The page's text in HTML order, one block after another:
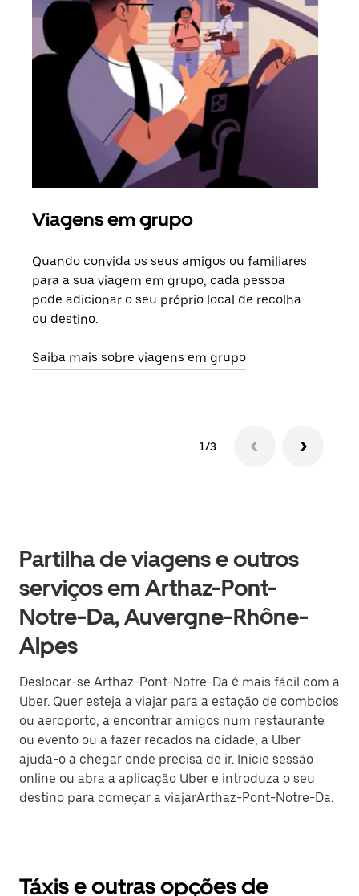
Viagens em grupo
Quando convida os seus amigos ou familiares
para a sua viagem em grupo, cada pessoa
pode adicionar o seu próprio local de recolha
ou destino.
Saiba mais sobre viagens em grupo
1/3
Partilha de viagens e outros
serviços em Arthaz-Pont-
Notre-Da, Auvergne-Rhône-
Alpes
Deslocar-se Arthaz-Pont-Notre-Da é mais fácil com a
Uber. Quer esteja a viajar para a estação de comboios
ou aeroporto, a encontrar amigos num restaurante
ou evento ou a fazer recados na cidade, a Uber
ajuda-o a chegar onde precisa de ir. Inicie sessão
online ou abra a aplicação Uber e introduza o seu
destino para começar a viajarArthaz-Pont-Notre-Da.
Táxis e outras opções de